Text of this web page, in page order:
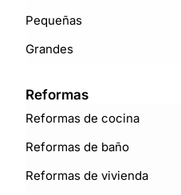
Pequeñas
Grandes
Reformas
Reformas de cocina
Reformas de baño
Reformas de vivienda